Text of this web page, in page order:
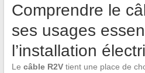
Comprendre le
ses usages
l’installation
Le câble R2Vtient une place de